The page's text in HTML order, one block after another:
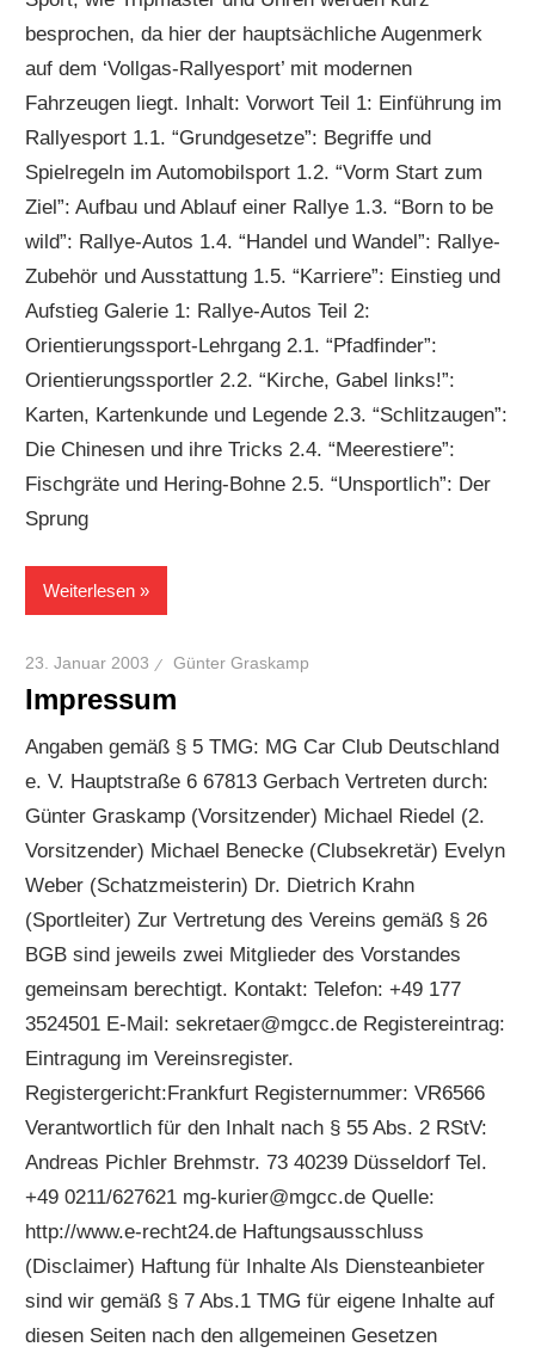
besprochen, da hier der hauptsächliche Augenmerk
auf dem ‘Vollgas-Rallyesport’ mit modernen
Fahrzeugen liegt. Inhalt: Vorwort Teil 1: Einführung im
Rallyesport 1.1. “Grundgesetze”: Begriffe und
Spielregeln im Automobilsport 1.2. “Vorm Start zum
Ziel”: Aufbau und Ablauf einer Rallye 1.3. “Born to be
wild”: Rallye-Autos 1.4. “Handel und Wandel”: Rallye-
Zubehör und Ausstattung 1.5. “Karriere”: Einstieg und
Aufstieg Galerie 1: Rallye-Autos Teil 2:
Orientierungssport-Lehrgang 2.1. “Pfadfinder”:
Orientierungssportler 2.2. “Kirche, Gabel links!”:
Karten, Kartenkunde und Legende 2.3. “Schlitzaugen”:
Die Chinesen und ihre Tricks 2.4. “Meerestiere”:
Fischgräte und Hering-Bohne 2.5. “Unsportlich”: Der
Sprung
Weiterlesen
23. Januar 2003 Günter Graskamp
Impressum
Angaben gemäß § 5 TMG: MG Car Club Deutschland
e. V. Hauptstraße 6 67813 Gerbach Vertreten durch:
Günter Graskamp (Vorsitzender) Michael Riedel (2.
Vorsitzender) Michael Benecke (Clubsekretär) Evelyn
Weber (Schatzmeisterin) Dr. Dietrich Krahn
(Sportleiter) Zur Vertretung des Vereins gemäß § 26
BGB sind jeweils zwei Mitglieder des Vorstandes
gemeinsam berechtigt. Kontakt: Telefon: +49 177
3524501 E-Mail: sekretaer@mgcc.de Registereintrag:
Eintragung im Vereinsregister.
Registergericht:Frankfurt Registernummer: VR6566
Verantwortlich für den Inhalt nach § 55 Abs. 2 RStV:
Andreas Pichler Brehmstr. 73 40239 Düsseldorf Tel.
+49 0211/627621 mg-kurier@mgcc.de Quelle:
http://www.e-recht24.de Haftungsausschluss
(Disclaimer) Haftung für Inhalte Als Diensteanbieter
sind wir gemäß § 7 Abs.1 TMG für eigene Inhalte auf
diesen Seiten nach den allgemeinen Gesetzen